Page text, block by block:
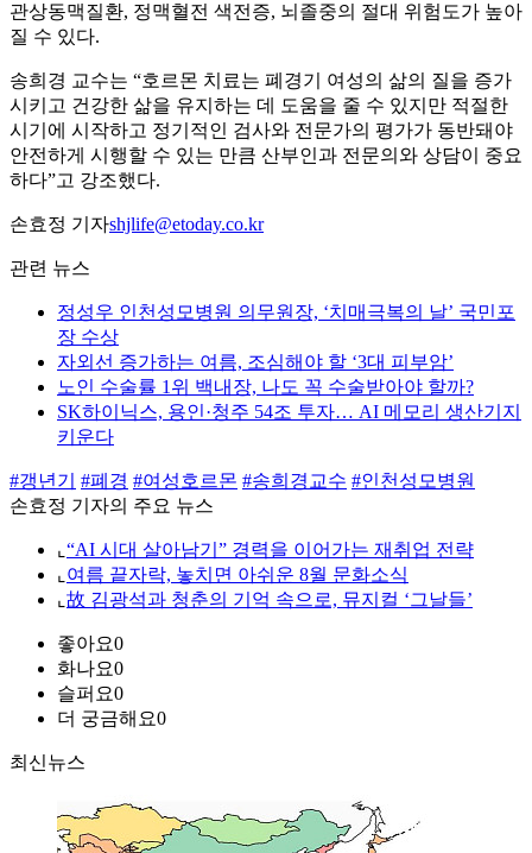
관상동맥질환, 정맥혈전 색전증, 뇌졸중의 절대 위험도가 높아
질 수 있다.
송희경 교수는 “호르몬 치료는 폐경기 여성의 삶의 질을 증가
시키고 건강한 삶을 유지하는 데 도움을 줄 수 있지만 적절한
시기에 시작하고 정기적인 검사와 전문가의 평가가 동반돼야
안전하게 시행할 수 있는 만큼 산부인과 전문의와 상담이 중요
하다”고 강조했다.
손효정 기자shjlife@etoday.co.kr
관련 뉴스
정성우 인천성모병원 의무원장, ‘치매극복의 날’ 국민포
장 수상
자외선 증가하는 여름, 조심해야 할 ‘3대 피부암’
노인 수술률 1위 백내장, 나도 꼭 수술받아야 할까?
SK하이닉스, 용인·청주 54조 투자… AI 메모리 생산기지
키운다
#갱년기 #폐경 #여성호르몬 #송희경교수 #인천성모병원
손효정 기자의 주요 뉴스
⌞ “AI 시대 살아남기” 경력을 이어가는 재취업 전략
⌞ 여름 끝자락, 놓치면 아쉬운 8월 문화소식
⌞ 故 김광석과 청춘의 기억 속으로, 뮤지컬 ‘그날들’
좋아요0
화나요0
슬퍼요0
더 궁금해요0
최신뉴스